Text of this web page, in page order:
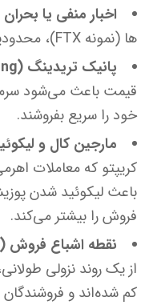
اخبار منفی یا
ها (نمونه FTX)، محدودیت های قانونی، یا هک گسترده.
پانیک تریدینگ (Panic Selling):
قیمت باعث می‌شود
خود را سریع بفروشند.
مارجین کال و
کریپتو که معاملات
باعث لیکوئید شدن
فروش را بیشتر می‌کند.
نقطه اشباع فروش (Oversold Condition):
از یک روند نزولی
کم شده‌اند و